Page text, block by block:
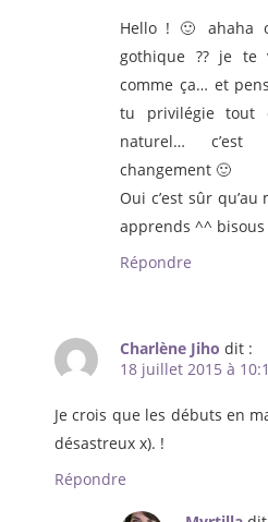
Hello ! 🙂 ahaha
gothique ?? je te
comme ça… et
tu privilégie
naturel…
changement 🙂
Oui c’est sûr
apprends ^^
Répondre
Charlène Jiho dit :
18 juillet 2015 à
Je crois que les débuts en
désastreux x). !
Répondre